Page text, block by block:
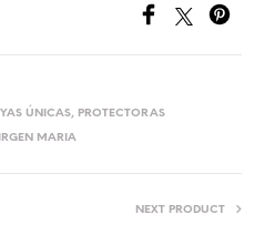
ÚNICAS, PROTECTORAS
MARIA
NEXT PRODUCT